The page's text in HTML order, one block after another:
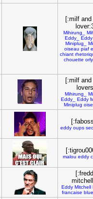
[:milf
Mihirung_
Eddy_
Eddy
Miniplug_
oiseau piaf
chiant
chouette orly
[:milf
Mihirung_
Eddy_
Eddy
Miniplug
eddy oups
malou eddy
Eddy Mitchell
francaise